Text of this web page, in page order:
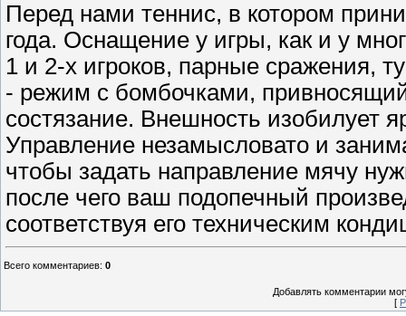
Перед нами теннис, в котором
года. Оснащение у игры, как и у
1 и 2-х игроков, парные сражения,
- режим с бомбочками,
состязание. Внешность изобилует
Управление незамысловато и
чтобы задать направление мячу
после чего ваш подопечный
соответствуя его техническим
Всего комментариев: 0
Добавлять комментарии
[